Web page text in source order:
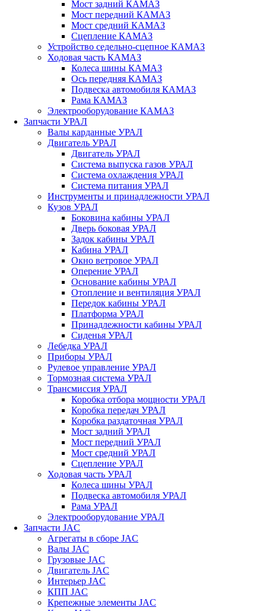
Мост задний КАМАЗ
Мост передний КАМАЗ
Мост средний КАМАЗ
Сцепление КАМАЗ
Устройство седельно-сцепное КАМАЗ
Ходовая часть КАМАЗ
Колеса шины КАМАЗ
Ось передняя КАМАЗ
Подвеска автомобиля КАМАЗ
Рама КАМАЗ
Электрооборудование КАМАЗ
Запчасти УРАЛ
Валы карданные УРАЛ
Двигатель УРАЛ
Двигатель УРАЛ
Система выпуска газов УРАЛ
Система охлаждения УРАЛ
Система питания УРАЛ
Инструменты и принадлежности УРАЛ
Кузов УРАЛ
Боковина кабины УРАЛ
Дверь боковая УРАЛ
Задок кабины УРАЛ
Кабина УРАЛ
Окно ветровое УРАЛ
Оперение УРАЛ
Основание кабины УРАЛ
Отопление и вентиляция УРАЛ
Передок кабины УРАЛ
Платформа УРАЛ
Принадлежности кабины УРАЛ
Сиденья УРАЛ
Лебедка УРАЛ
Приборы УРАЛ
Рулевое управление УРАЛ
Тормозная система УРАЛ
Трансмиссия УРАЛ
Коробка отбора мощности УРАЛ
Коробка передач УРАЛ
Коробка раздаточная УРАЛ
Мост задний УРАЛ
Мост передний УРАЛ
Мост средний УРАЛ
Сцепление УРАЛ
Ходовая часть УРАЛ
Колеса шины УРАЛ
Подвеска автомобиля УРАЛ
Рама УРАЛ
Электрооборудование УРАЛ
Запчасти JAC
Агрегаты в сборе JAC
Валы JAC
Грузовые JAC
Двигатель JAC
Интерьер JAC
КПП JAC
Крепежные элементы JAC